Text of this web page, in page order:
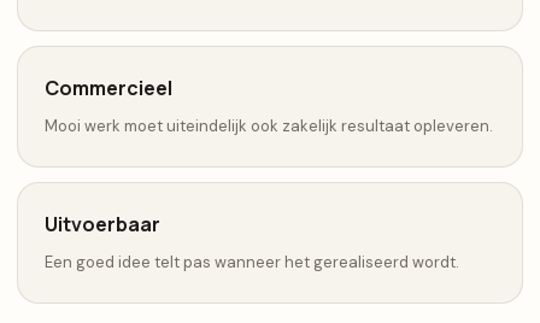
Commercieel
Mooi werk moet uiteindelijk ook zakelijk resultaat opleveren.
Uitvoerbaar
Een goed idee telt pas wanneer het gerealiseerd wordt.